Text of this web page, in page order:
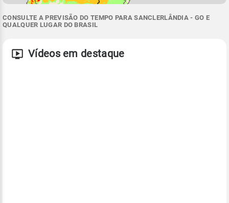
CONSULTE A PREVISÃO DO TEMPO PARA SANCLERLÂNDIA - GO E
QUALQUER LUGAR DO BRASIL
Vídeos em destaque